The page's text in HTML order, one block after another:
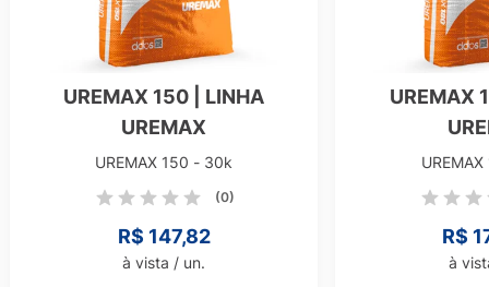
UREMAX 150 | LINHA
UREMAX
UREMAX 150 - 30k
(0)
R$ 147,82
à vista / un.
UREMAX
R$
à